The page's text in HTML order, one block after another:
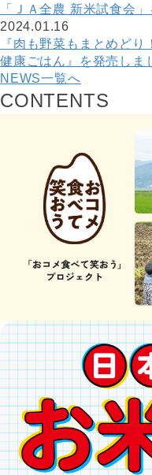
「ＪＡ全農 新米試食会
2024.01.16
『肉も野菜もまとめど
健康ごはん』を発売しま
NEWS一覧へ
CONTENTS